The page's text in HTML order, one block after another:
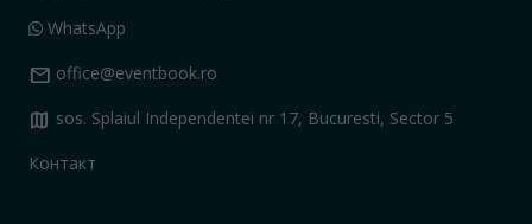
WhatsApp
mail office@eventbook.ro
map sos. Splaiul Independentei nr 17, Bucuresti, Sector 5
Контакт